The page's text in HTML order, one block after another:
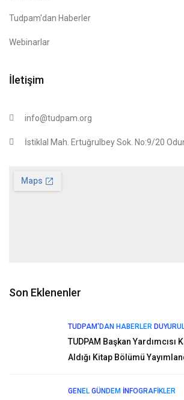
Tudpam'dan Haberler
Webinarlar
İletişim
info@tudpam.org
İstiklal Mah. Ertuğrulbey Sok. No:9/20
Son Eklenenler
TUDPAM'DAN HABERLER
TUDPAM Başkan Yardımcısı
Aldığı Kitap Bölümü
GENEL GÜNDEM İNFOGRAFIKLER